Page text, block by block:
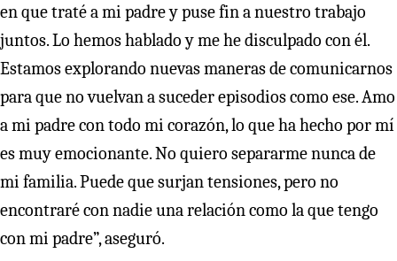
en que traté a mi padre y puse fin a nuestro trabajo
juntos. Lo hemos hablado y me he disculpado con él.
Estamos explorando nuevas maneras de comunicarnos
para que no vuelvan a suceder episodios como ese. Amo
a mi padre con todo mi corazón, lo que ha hecho por mí
es muy emocionante. No quiero separarme nunca de
mi familia. Puede que surjan tensiones, pero no
encontraré con nadie una relación como la que tengo
con mi padre”, aseguró.